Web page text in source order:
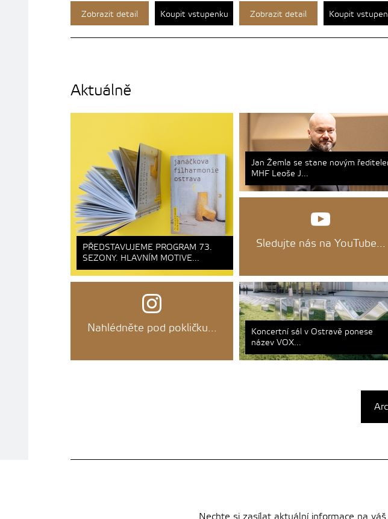
Zobrazit detail Koupit vstupenku Zobrazit detail Koupit
Aktuálně
PŘEDSTAVUJEME PROGRAM 73.
SEZONY. HLAVNÍM MOTIVE...
Nahlédněte pod pokličku...
Jan Žemla se stane novým
MHF Leoše J...
Sledujte nás na YouTube...
Koncertní sál v Ostravě ponese
název VOX...